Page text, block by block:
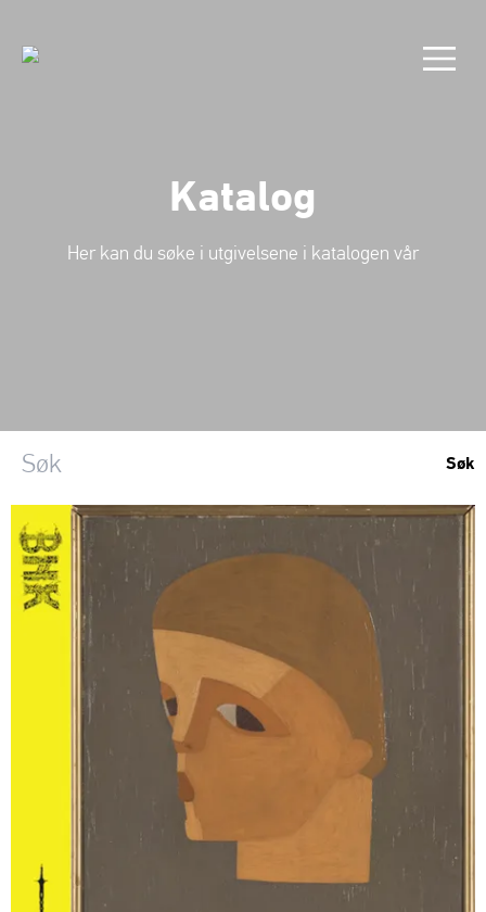
Katalog
Her kan du søke i utgivelsene i katalogen vår
Søk